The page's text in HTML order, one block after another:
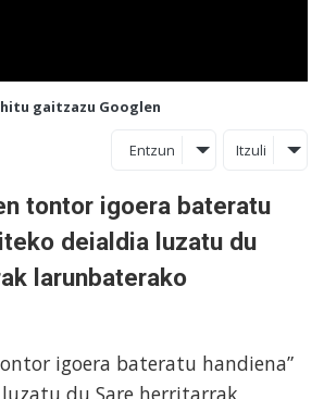
gaitzazu Googlen
Entzun Itzuli
tontor igoera bateratu
deialdia luzatu du
larunbaterako
igoera bateratu handiena”
du Sare herritarrak